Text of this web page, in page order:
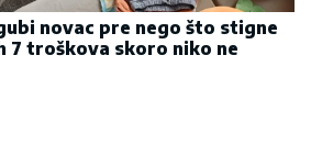
novac pre nego što stigne
7 troškova skoro niko ne